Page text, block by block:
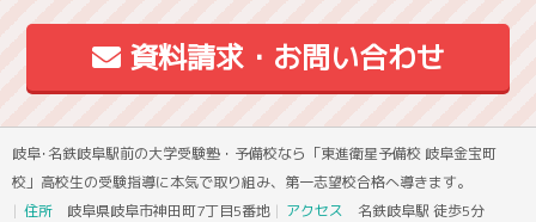
資料請求・お問い合わせ
岐阜･名鉄岐阜駅前の大学受験塾・予備校なら「東進衛星予備校 岐阜金宝町
校」高校生の受験指導に本気で取り組み、第一志望校合格へ導きます。
住所 岐阜県岐阜市神田町7丁目5番地 アクセス 名鉄岐阜駅 徒歩5分